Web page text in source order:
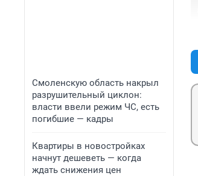
Смоленскую область накрыл
разрушительный циклон:
власти ввели режим ЧС, есть
погибшие — кадры
Квартиры в новостройках
начнут дешеветь — когда
ждать снижения цен